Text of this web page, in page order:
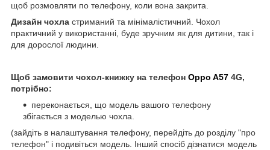
щоб розмовляти по телефону, коли вона закрита.
Дизайн чохла стриманий та мінімалістичний. Чохол
практичний у використанні, буде зручним як для дитини, так і
для дорослої людини.
Щоб замовити чохол-книжку на телефон Oppo A57 4G,
потрібно:
переконається, що модель вашого телефону
збігається з моделью чохла.
(зайдіть в налаштування телефону, перейдіть до розділу "про
телефон" і подивіться модель. Інший спосіб дізнатися модель